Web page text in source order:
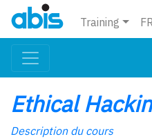
Training FR
Ethical
Description du cours